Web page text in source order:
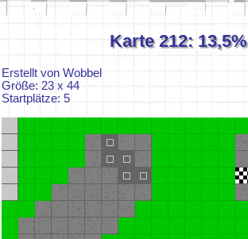
Karte 212: 13,5%
Erstellt von Wobbel
Größe: 23 x 44
Startplätze: 5